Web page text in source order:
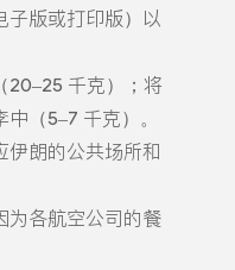
子版或打印版）以
20–25 千克）；将
（5–7 千克）。
伊朗的公共场所和
为各航空公司的餐